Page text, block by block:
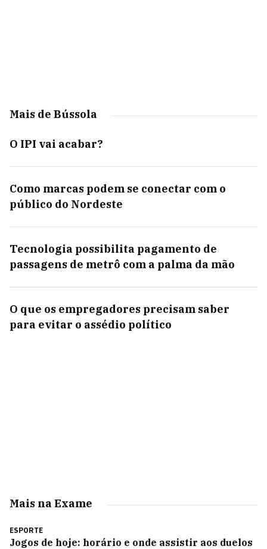
Mais de Bússola
O IPI vai acabar?
Como marcas podem se conectar com o
público do Nordeste
Tecnologia possibilita pagamento de
passagens de metrô com a palma da mão
O que os empregadores precisam saber
para evitar o assédio político
Mais na Exame
ESPORTE
Jogos de hoje: horário e onde assistir aos duelos